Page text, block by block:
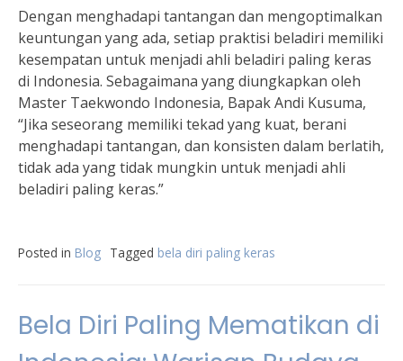
Dengan menghadapi tantangan dan mengoptimalkan
keuntungan yang ada, setiap praktisi beladiri memiliki
kesempatan untuk menjadi ahli beladiri paling keras
di Indonesia. Sebagaimana yang diungkapkan oleh
Master Taekwondo Indonesia, Bapak Andi Kusuma,
“Jika seseorang memiliki tekad yang kuat, berani
menghadapi tantangan, dan konsisten dalam berlatih,
tidak ada yang tidak mungkin untuk menjadi ahli
beladiri paling keras.”
Posted in Blog Tagged bela diri paling keras
Bela Diri Paling Mematikan di